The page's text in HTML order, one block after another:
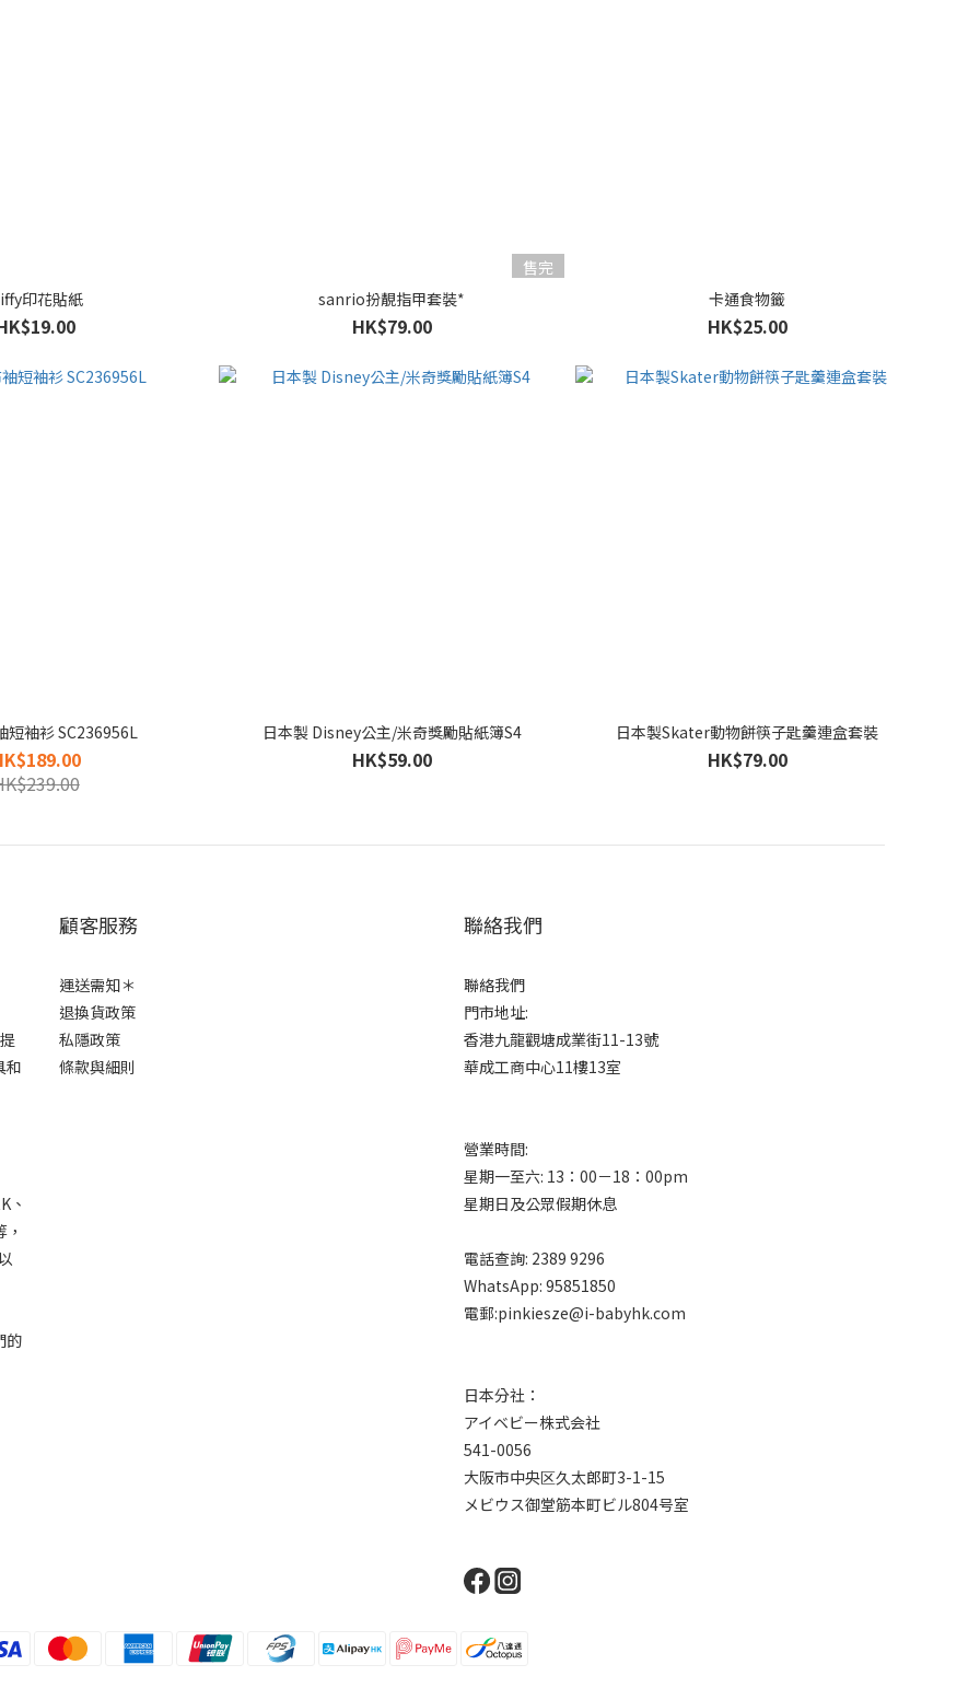
印花貼紙
售完
sanrio扮靚指甲套裝*
HK$79.00
卡通食物籤
HK$25.00
短袖衫 SC236956L 日本製 Disney公主/米奇獎勵貼紙簿S4
HK$59.00
日本製Skater動物餅筷子匙羹連盒套裝
HK$79.00
和
、
的
顧客服務
運送需知＊
退換貨政策
私隱政策
條款與細則
聯絡我們
聯絡我們
門市地址:
香港九龍觀塘成業街11-13號
華成工商中心11樓13室
營業時間:
星期一至六: 13：00－18：00pm
星期日及公眾假期休息
電話查詢: 2389 9296
WhatsApp: 95851850
電郵:pinkiesze@i-babyhk.com
日本分社：
アイベビー株式会社
541-0056
大阪市中央区久太郎町3-1-15
メビウス御堂筋本町ビル804号室